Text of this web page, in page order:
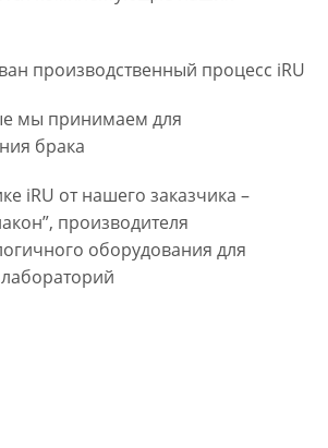
производственный процесс iRU
мы принимаем для
брака
iRU от нашего заказчика –
производителя
оборудования для